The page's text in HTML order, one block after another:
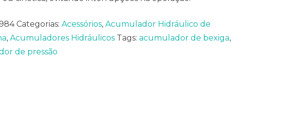
Categorias: Acessórios, Acumulador Hidráulico de
, Acumuladores Hidráulicos Tags: acumulador de bexiga,
de pressão